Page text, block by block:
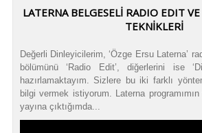
LATERNA BELGESELİ RADIO EDIT
TEKNİKLERİ
Değerli Dinleyicilerim, ‘Özge Ersu Laterna’
bölümünü ‘Radio Edit’, diğerlerini ise
hazırlamaktayım. Sizlere bu iki farklı
bilgi vermek istiyorum. Laterna
yayına çıktığımda...